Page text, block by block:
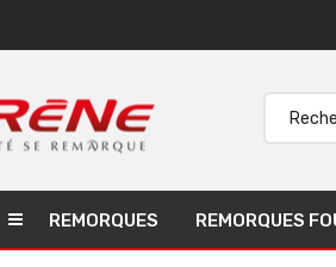
REMORQUES REMORQUES